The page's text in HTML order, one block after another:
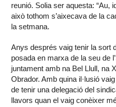
reunió. Solia ser aquesta: “Au,
això tothom s’aixecava de la
la setmana.
Anys després vaig tenir la sort
posada en marxa de la seu de
juntament amb na Bel Llull, na
Obrador. Amb quina il·lusió
de tenir una delegació del
llavors quan el vaig conèixer